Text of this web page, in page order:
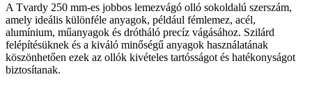
A Tvardy 250 mm-es jobbos lemezvágó olló sokoldalú szerszám,
amely ideális különféle anyagok, például fémlemez, acél,
alumínium, műanyagok és drótháló precíz vágásához. Szilárd
felépítésüknek és a kiváló minőségű anyagok használatának
köszönhetően ezek az ollók kivételes tartósságot és hatékonyságot
biztosítanak.